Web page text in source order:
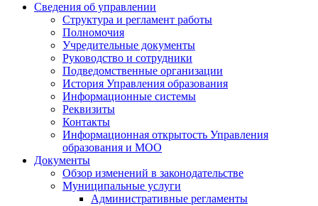
Сведения об управлении
Структура и регламент работы
Полномочия
Учредительные документы
Руководство и сотрудники
Подведомственные организации
История Управления образования
Информационные системы
Реквизиты
Контакты
Информационная открытость Управления
образования и МОО
Документы
Обзор изменений в законодательстве
Муниципальные услуги
Административные регламенты